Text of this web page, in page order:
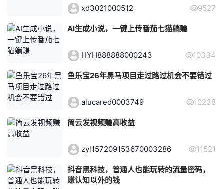
xd3021000512 9527
AI生成小说，一键上传番茄七猫躺赚
HYH888888000243 10334
鱼乐宝26年黑马项目走过路过机会不要错过
alucared0003749 10238
简云发视频赚高收益
zyl157209153670003286 11521
抖音黑科技，普通人也能玩转的流量密码，
赚认知以外的钱